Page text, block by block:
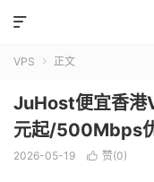

VPS  正文
JuHost便宜香港
元起/500Mbps
2026-05-19  赞(0)